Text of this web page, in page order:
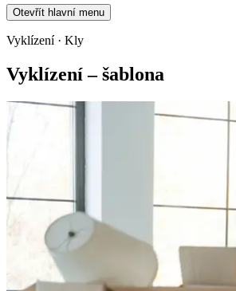
Otevřít hlavní menu
Vyklízení · Kly
Vyklízení – šablona